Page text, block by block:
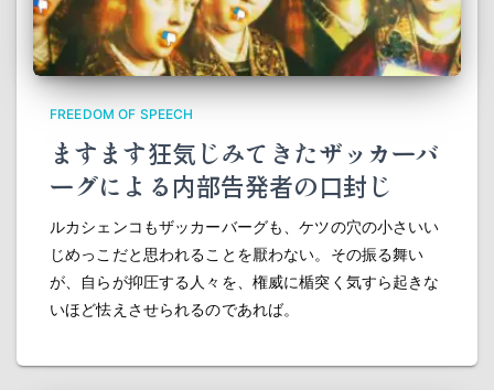
FREEDOM OF SPEECH
ますます狂気じみてきたザッカーバ
ーグによる内部告発者の口封じ
ルカシェンコもザッカーバーグも、ケツの穴の小さいい
じめっこだと思われることを厭わない。その振る舞い
が、自らが抑圧する人々を、権威に楯突く気すら起きな
いほど怯えさせられるのであれば。